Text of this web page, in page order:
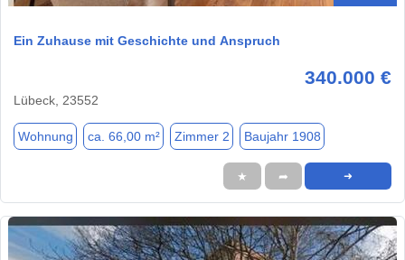
Ein Zuhause mit Geschichte und Anspruch
340.000 €
Lübeck, 23552
Wohnung ca. 66,00 m² Zimmer 2 Baujahr 1908
★ ➦ ➜